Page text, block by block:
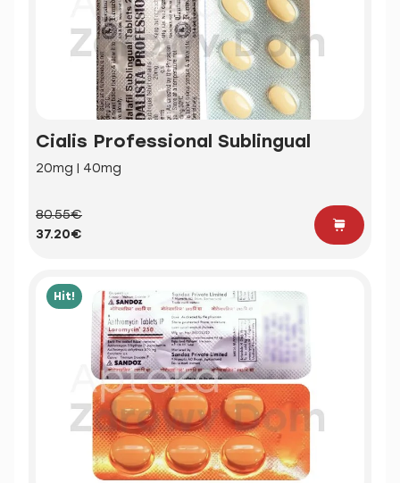
Cialis Professional Sublingual
20mg | 40mg
80.55€
37.20€
Hit!